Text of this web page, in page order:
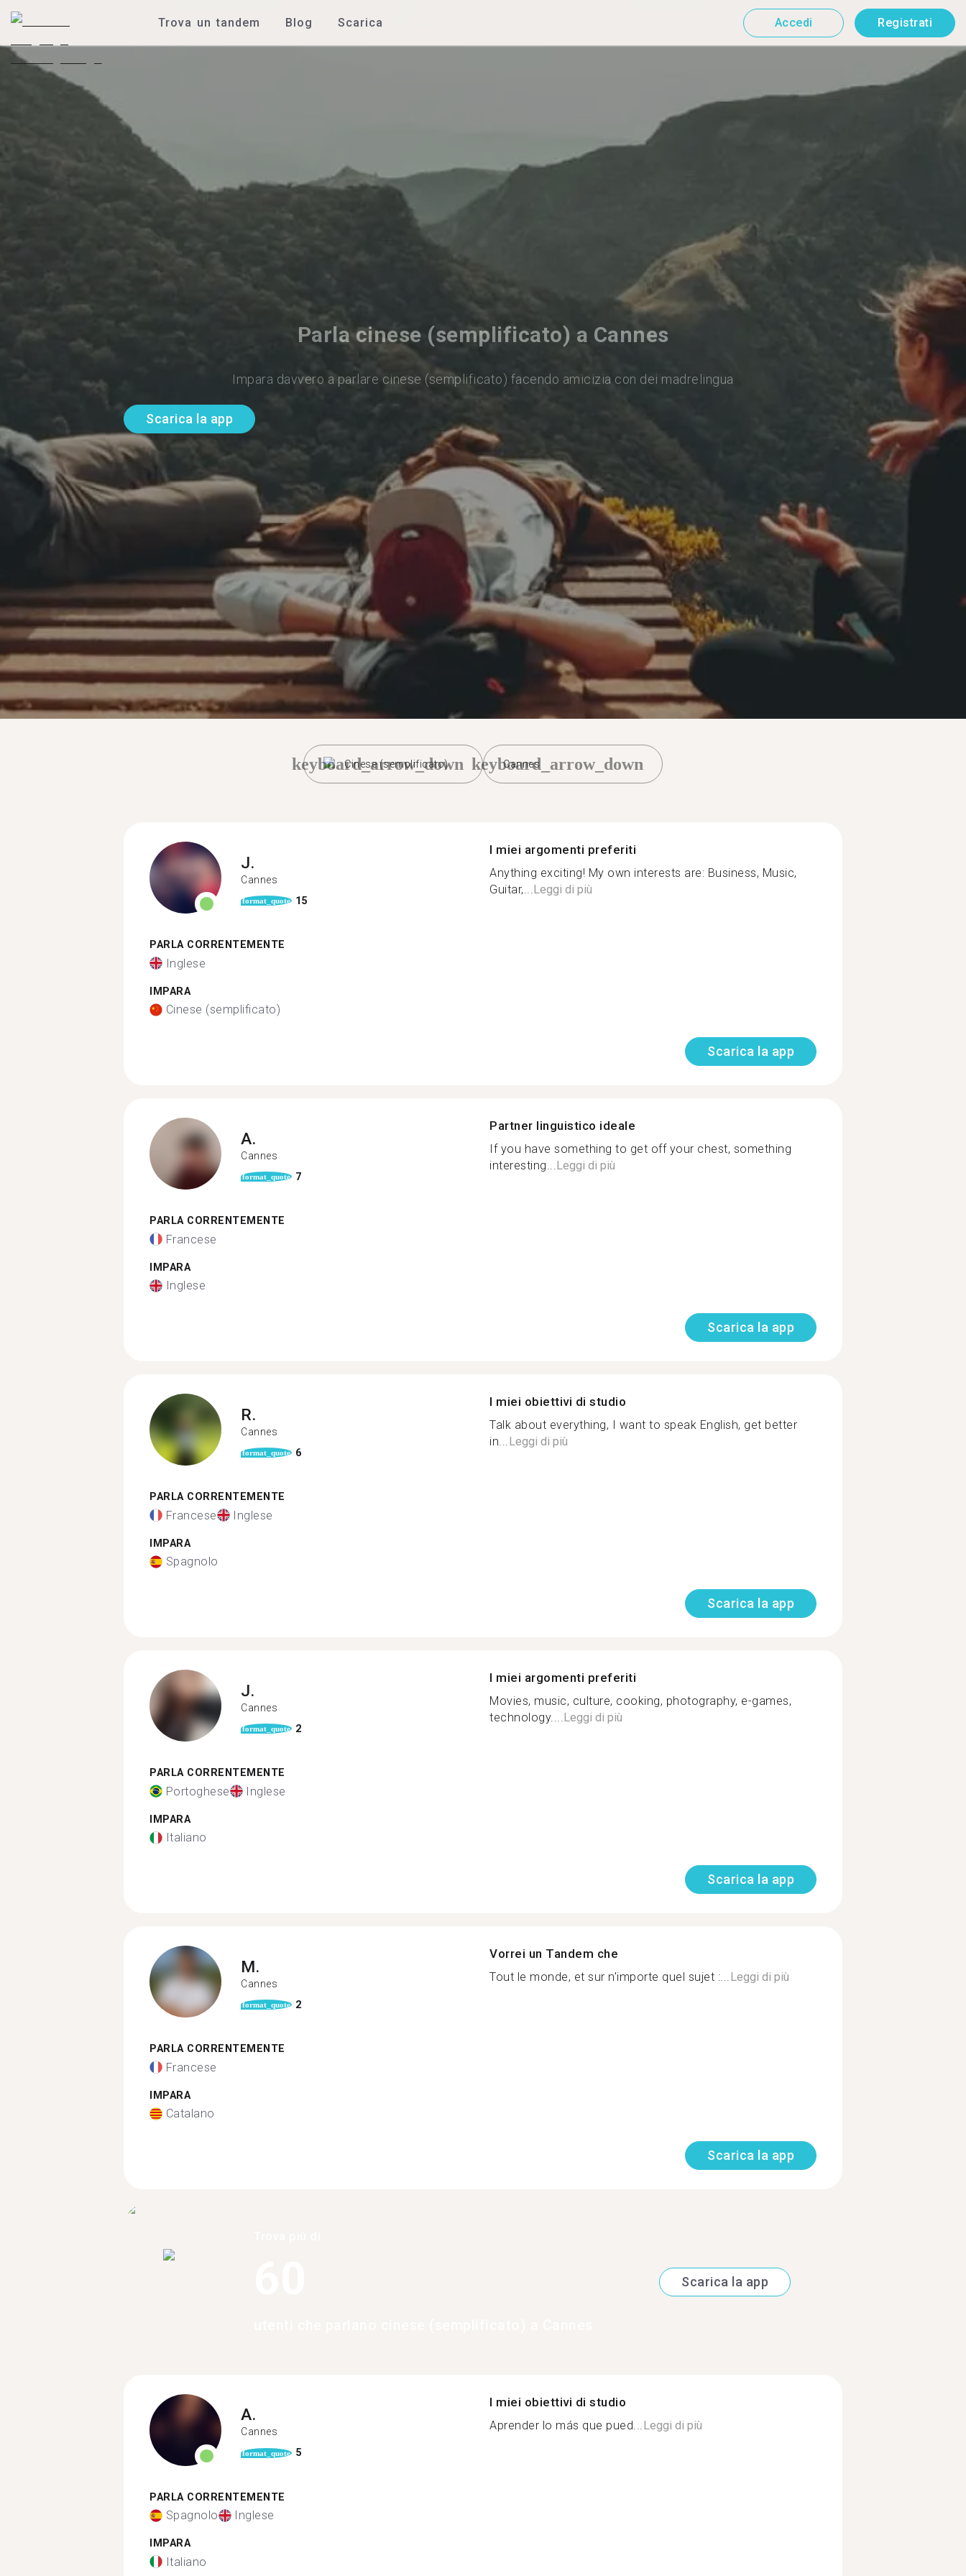
Trova un tandem Blog Scarica Accedi Registrati
Parla cinese (semplificato) a Cannes
Impara davvero a parlare cinese (semplificato) facendo amicizia con dei madrelingua
Scarica la app
Cinese (semplificato)
keyboard_arrow_down Cannes
keyboard_arrow_down
J.
Cannes
format_quote 15
PARLA CORRENTEMENTE
Inglese
IMPARA
Cinese (semplificato)
I miei argomenti preferiti
Anything exciting! My own interests are: Business, Music,
Guitar,...Leggi di più
Scarica la app
A.
Cannes
format_quote 7
PARLA CORRENTEMENTE
Francese
IMPARA
Inglese
Partner linguistico ideale
If you have something to get off your chest, something
interesting...Leggi di più
Scarica la app
R.
Cannes
format_quote 6
PARLA CORRENTEMENTE
Francese Inglese
IMPARA
Spagnolo
I miei obiettivi di studio
Talk about everything, I want to speak English, get better
in...Leggi di più
Scarica la app
J.
Cannes
format_quote 2
PARLA CORRENTEMENTE
Portoghese Inglese
IMPARA
Italiano
I miei argomenti preferiti
Movies, music, culture, cooking, photography, e-games,
technology....Leggi di più
Scarica la app
M.
Cannes
format_quote 2
PARLA CORRENTEMENTE
Francese
IMPARA
Catalano
Vorrei un Tandem che
Tout le monde, et sur n'importe quel sujet :...Leggi di più
Scarica la app
Scarica la app
A.
Cannes
format_quote 5
PARLA CORRENTEMENTE
Spagnolo Inglese
IMPARA
Italiano
I miei obiettivi di studio
Aprender lo más que pued... Leggi di più